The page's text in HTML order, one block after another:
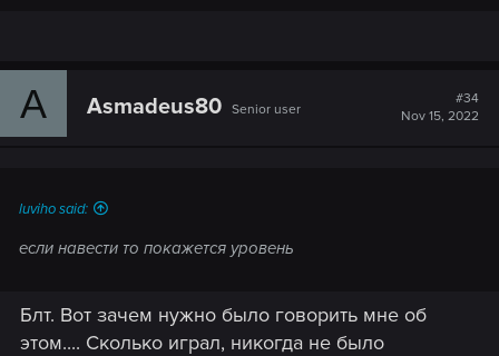
A Asmadeus80 Senior user
#34
Nov 15, 2022
luviho said:
если навести то покажется уровень
Блт. Вот зачем нужно было говорить мне об
этом.... Сколько играл, никогда не было